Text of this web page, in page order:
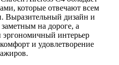
которые отвечают всем
Выразительный дизайн и
на дороге, а
интерьер
и удовлетворение